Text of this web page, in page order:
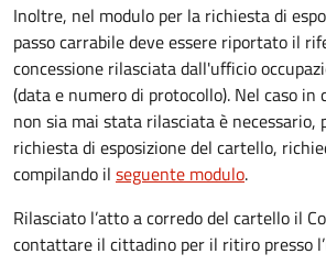
Inoltre, nel modulo per la richiesta di
passo carrabile deve essere riportato il
concessione rilasciata dall'ufficio
(data e numero di protocollo). Nel caso in
non sia mai stata rilasciata è
richiesta di esposizione del cartello,
compilando il seguente modulo.
Rilasciato l’atto a corredo del cartello il
contattare il cittadino per il ritiro presso